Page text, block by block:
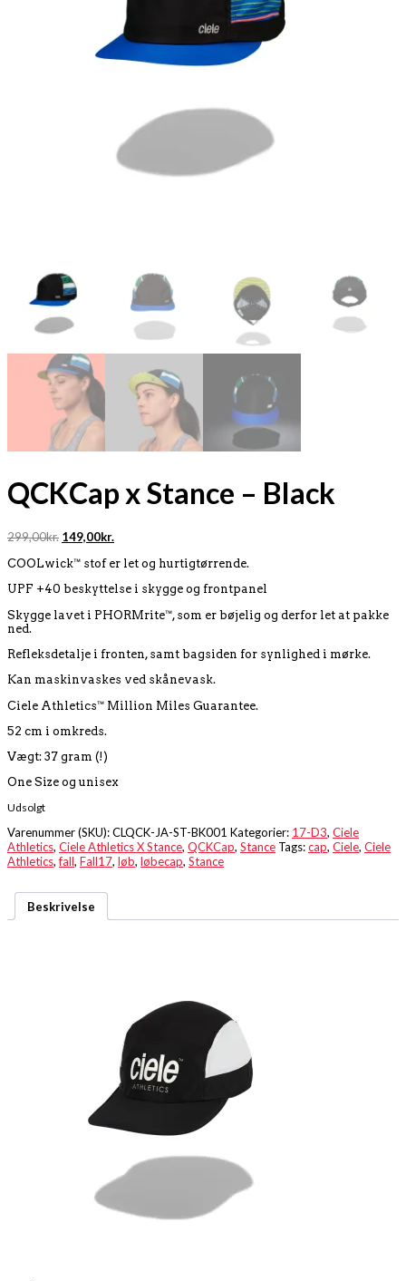
QCKCap x Stance – Black
299,00kr. Original
was:
149,00kr.Current
is:
COOLwick™ stof er let og hurtigtørrende.
UPF +40 beskyttelse i skygge og frontpanel
Skygge lavet i PHORMrite™, som er bøjelig og derfor let at pakke
ned.
Refleksdetalje i fronten, samt bagsiden for synlighed i mørke.
Kan maskinvaskes ved skånevask.
Ciele Athletics™ Million Miles Guarantee.
52 cm i omkreds.
Vægt: 37 gram (!)
One Size og unisex
Udsolgt
Varenummer (SKU):CLQCK-JA-ST-BK001 Kategorier: 17-D3, Ciele
Athletics, Ciele Athletics X Stance, QCKCap, Stance Tags:cap, Ciele, Ciele
Athletics,fall, Fall17, løb, løbecap, Stance
Beskrivelse